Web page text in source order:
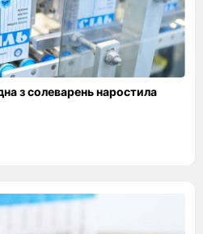
з солеварень наростила